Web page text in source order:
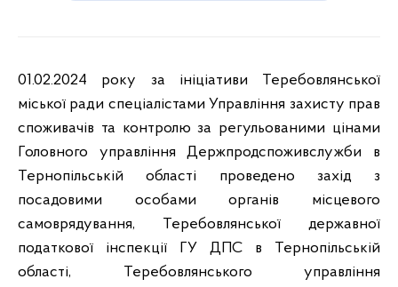
01.02.2024 року за ініціативи Теребовлянської
міської ради спеціалістами Управління захисту прав
споживачів та контролю за регульованими цінами
Головного управління Держпродспоживслужби в
Тернопільській області проведено захід з
посадовими особами органів місцевого
самоврядування, Теребовлянської державної
податкової інспекції ГУ ДПС в Тернопільській
області, Теребовлянського управління